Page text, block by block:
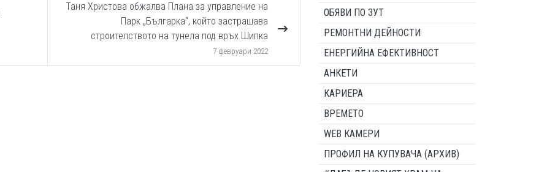
Таня Христова обжалва Плана за управление на
Парк „Българка“, който застрашава
строителството на тунела под връх Шипка
7 февруари 2022
ОБЯВИ ПО ЗУТ
РЕМОНТНИ ДЕЙНОСТИ
ЕНЕРГИЙНА ЕФЕКТИВНОСТ
АНКЕТИ
КАРИЕРА
ВРЕМЕТО
WEB КАМЕРИ
ПРОФИЛ НА КУПУВАЧА (АРХИВ)